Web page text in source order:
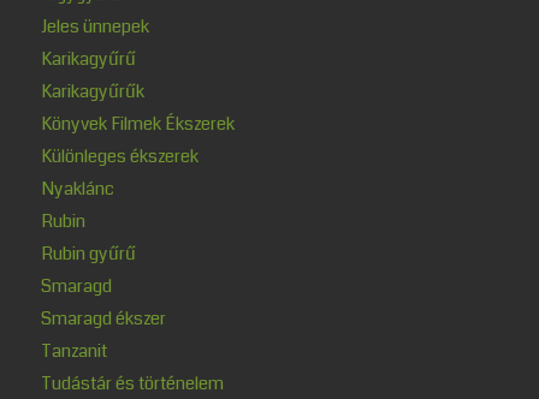
Jeles ünnepek
Karikagyűrű
Karikagyűrűk
Könyvek Filmek Ékszerek
Különleges ékszerek
Nyaklánc
Rubin
Rubin gyűrű
Smaragd
Smaragd ékszer
Tanzanit
Tudástár és történelem